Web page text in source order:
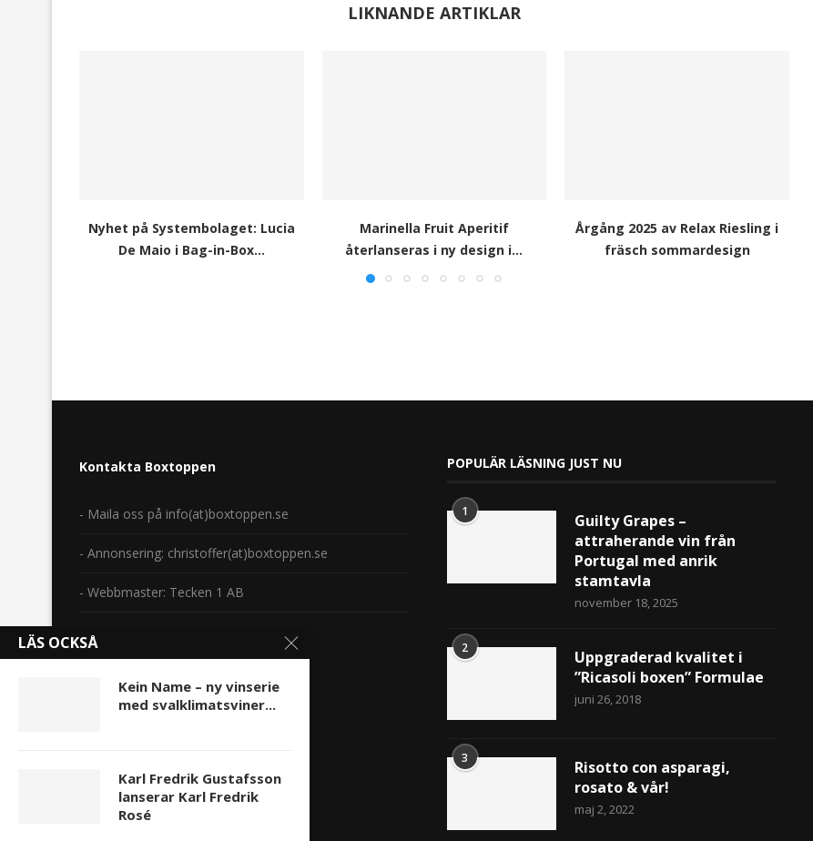
LIKNANDE ARTIKLAR
Nyhet på Systembolaget: Lucia
De Maio i Bag-in-Box...
Marinella Fruit Aperitif
återlanseras i ny design i...
Årgång 2025 av Relax Riesling i
fräsch sommardesign
Kontakta Boxtoppen
- Maila oss på info(at)boxtoppen.se
- Annonsering: christoffer(at)boxtoppen.se
- Webbmaster: Tecken 1 AB
Copyright 2014-2024.
POPULÄR LÄSNING JUST NU
1
Guilty Grapes –
attraherande vin från
Portugal med anrik
stamtavla
november 18, 2025
2
Uppgraderad kvalitet i
”Ricasoli boxen” Formulae
juni 26, 2018
3
Risotto con asparagi,
rosato & vår!
maj 2, 2022
LÄS OCKSÅ
Kein Name – ny vinserie
med svalklimatsviner...
Karl Fredrik Gustafsson
lanserar Karl Fredrik
Rosé